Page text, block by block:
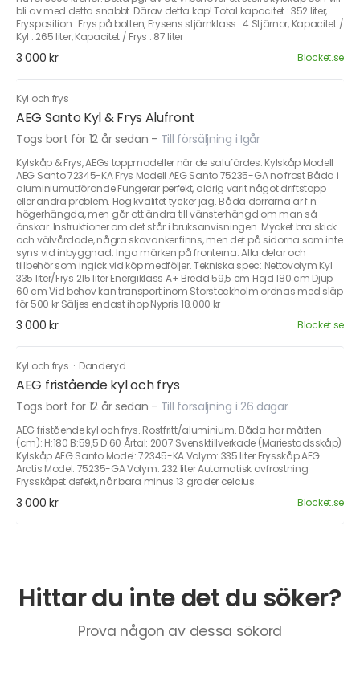
bli av med detta snabbt. Därav detta kap! Total kapacitet : 352 liter,
Frysposition : Frys på botten, Frysens stjärnklass : 4 Stjärnor, Kapacitet /
Kyl : 265 liter, Kapacitet / Frys : 87 liter
3 000 kr Blocket.se
Kyl och frys
AEG Santo Kyl & Frys Alufront
Togs bort för 12 år sedan - Till försäljning i Igår
Kylskåp & Frys, AEGs toppmodeller när de salufördes. Kylskåp Modell
AEG Santo 72345-KA Frys Modell AEG Santo 75235-GA no frost Båda i
aluminiumutförande Fungerar perfekt, aldrig varit något driftstopp
eller andra problem. Hög kvalitet tycker jag. Båda dörrarna är f.n.
högerhängda, men går att ändra till vänsterhängd om man så
önskar. Instruktioner om det står i bruksanvisningen. Mycket bra skick
och välvårdade, några skavanker finns, men det på sidorna som inte
syns vid inbyggnad. Inga märken på fronterna. Alla delar och
tillbehör som ingick vid köp medföljer. Tekniska spec: Nettovolym Kyl
335 liter/Frys 215 liter Energiklass A+ Bredd 59,5 cm Höjd 180 cm Djup
60 cm Vid behov kan transport inom Storstockholm ordnas med släp
för 500 kr Säljes endast ihop Nypris 18.000 kr
3 000 kr Blocket.se
Kyl och frys · Danderyd
AEG fristående kyl och frys
Togs bort för 12 år sedan - Till försäljning i 26 dagar
AEG fristående kyl och frys. Rostfritt/aluminium. Båda har måtten
(cm): H:180 B:59,5 D:60 Årtal: 2007 Svensktillverkade (Mariestadsskåp)
Kylskåp AEG Santo Model: 72345-KA Volym: 335 liter Frysskåp AEG
Arctis Model: 75235-GA Volym: 232 liter Automatisk avfrostning
Frysskåpet defekt, når bara minus 13 grader celcius.
3 000 kr Blocket.se
Hittar du inte det du söker?
Prova någon av dessa sökord